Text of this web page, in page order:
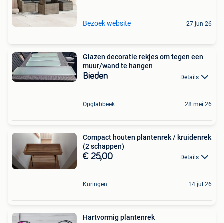
Bezoek website 27 jun 26
Glazen decoratie rekjes om tegen een
muur/wand te hangen
Bieden Details
Opglabbeek 28 mei 26
Compact houten plantenrek / kruidenrek
(2 schappen)
€ 25,00 Details
Kuringen 14 jul 26
Hartvormig plantenrek